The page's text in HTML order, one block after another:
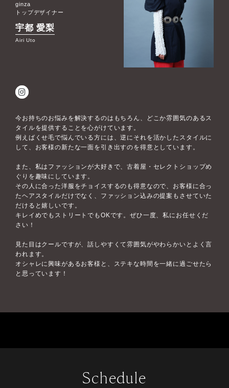
ginza
トップデザイナー
宇都 愛梨
Airi Uto
今お持ちのお悩みを解決するのはもちろん、どこか雰囲気のあるス
タイルを提供することを心がけています。
例えばくせ毛で悩んでいる方には、逆にそれを活かしたスタイルに
して、お客様の新たな一面を引き出すのを得意としています。
また、私はファッションが大好きで、古着屋・セレクトショップめ
ぐりを趣味にしています。
その人に合った洋服をチョイスするのも得意なので、お客様に合っ
たヘアスタイルだけでなく、ファッション込みの提案もさせていた
だけると嬉しいです。
キレイめでもストリートでもOKです。ぜひ一度、私にお任せくだ
さい！
見た目はクールですが、話しやすくて雰囲気がやわらかいとよく言
われます。
オシャレに興味があるお客様と、ステキな時間を一緒に過ごせたら
と思っています！
Schedule